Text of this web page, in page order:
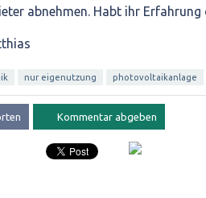
abnehmen. Habt ihr Erfahrung
nur eigenutzung photovoltaikanlage